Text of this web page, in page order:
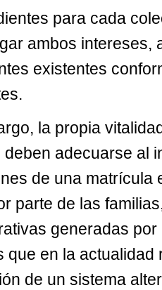
para cada
ambos intereses,
existentes
la propia
deben adecuarse al
de una matrícula
parte de las
generadas
que en la
de un sistema